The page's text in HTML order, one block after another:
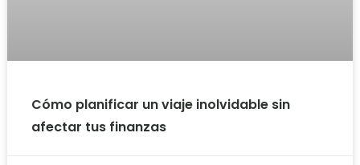
Cómo planificar un viaje inolvidable sin
afectar tus finanzas